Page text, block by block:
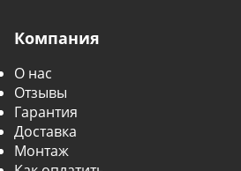
Компания
О нас
Отзывы
Гарантия
Доставка
Монтаж